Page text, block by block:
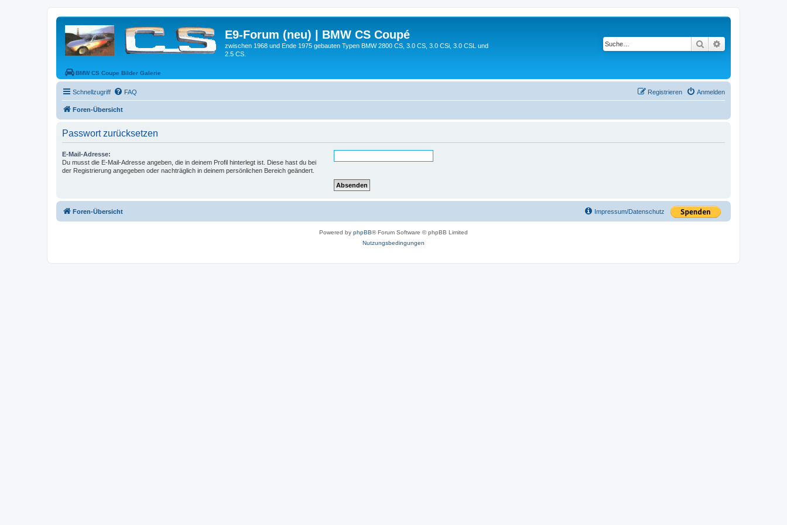
E9-Forum (neu) | BMW CS Coupé
zwischen 1968 und Ende 1975 gebauten Typen BMW 2800 CS, 3.0 CS, 3.0 CSi, 3.0 CSL und
2.5 CS.
BMW CS Coupe Bilder Galerie
Suche
Schnellzugriff FAQ Anmelden
Registrieren
Foren-Übersicht
Passwort zurücksetzen
E-Mail-Adresse:
Du musst die E-Mail-Adresse angeben, die in deinem Profil hinterlegt ist. Diese hast du bei
der Registrierung angegeben oder nachträglich in deinem persönlichen Bereich geändert.
Foren-Übersicht Impressum/Datenschutz
Powered by phpBB® Forum Software © phpBB Limited
Nutzungsbedingungen